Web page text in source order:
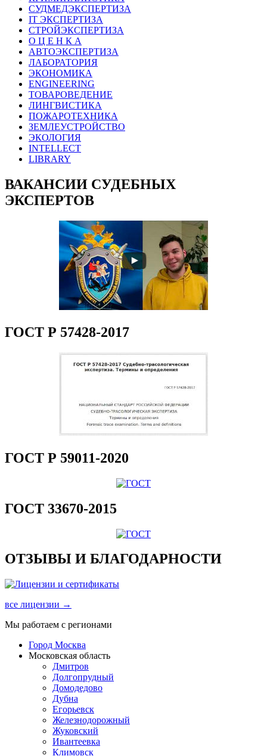
СУДМЕДЭКСПЕРТИЗА
IT ЭКСПЕРТИЗА
СТРОЙЭКСПЕРТИЗА
О Ц Е Н К А
АВТОЭКСПЕРТИЗА
ЛАБОРАТОРИЯ
ЭКОНОМИКА
ENGINEERING
ТОВАРОВЕДЕНИЕ
ЛИНГВИСТИКА
ПОЖАРОТЕХНИКА
ЗЕМЛЕУСТРОЙСТВО
ЭКОЛОГИЯ
INTELLECT
LIBRARY
ВАКАНСИИ СУДЕБНЫХ
ЭКСПЕРТОВ
ГОСТ Р 57428-2017
ГОСТ Р 59011-2020
ГОСТ 33670-2015
ОТЗЫВЫ И БЛАГОДАРНОСТИ
все лицензии →
Мы работаем с регионами
Город Москва
Московская область
Дмитров
Долгопрудный
Домодедово
Дубна
Егорьевск
Железнодорожный
Жуковский
Ивантеевка
Климовск